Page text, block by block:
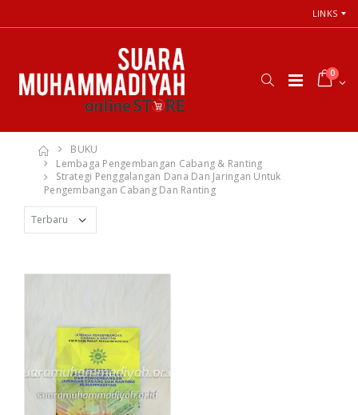
LINKS
0
BUKU
Lembaga Pengembangan Cabang & Ranting
Strategi Penggalangan Dana Dan Jaringan Untuk
Pengembangan Cabang Dan Ranting